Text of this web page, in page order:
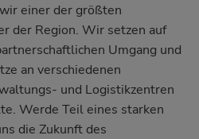
einer der größten
der Region. Wir setzen auf
Umgang und
an verschiedenen
und Logistikzentren
Werde Teil eines starken
die Zukunft des